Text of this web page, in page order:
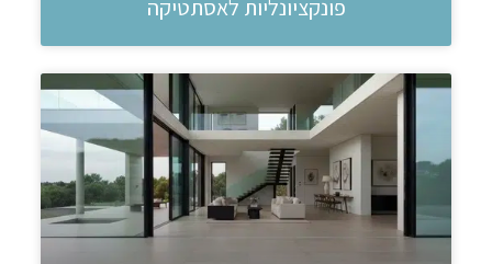
פונקציונליות לאסתטיקה